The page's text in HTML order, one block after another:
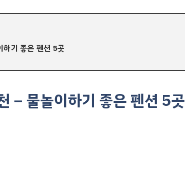
기 좋은 펜션 5곳
– 물놀이하기 좋은 펜션 5곳